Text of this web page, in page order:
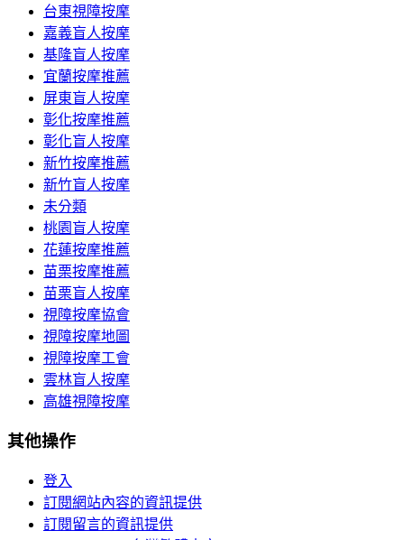
台東視障按摩
嘉義盲人按摩
基隆盲人按摩
宜蘭按摩推薦
屏東盲人按摩
彰化按摩推薦
彰化盲人按摩
新竹按摩推薦
新竹盲人按摩
未分類
桃園盲人按摩
花蓮按摩推薦
苗栗按摩推薦
苗栗盲人按摩
視障按摩協會
視障按摩地圖
視障按摩工會
雲林盲人按摩
高雄視障按摩
其他操作
登入
訂閱網站內容的資訊提供
訂閱留言的資訊提供